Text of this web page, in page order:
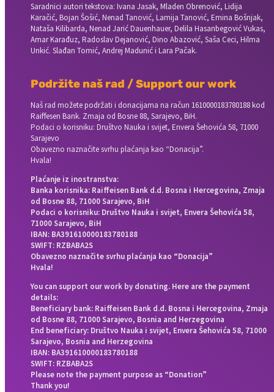
Saradnici autori tekstova: Ivana Jasak, Mladen Obrenović, Lidija
Karačić, Bojan Šošić, Nenad Tanović, Lamija Tanović, Emina Bošnjak,
Nataša Kilibarda, Nenad Jarić Dauenhauer, Delila Hasanbegović Vukas,
Amar Karađuz, Radoslav Dejanović, Dino Abazović, Saša Ceci, Hilma
Unkić. Slađan Tomić, Andrej Madunić i Lara Pačak.
Podržite naš rad / Support our work
Naš rad možete podržati i donacijama na račun 1610000183780188 kod
Raiffesen Bank. Zmaja od Bosne 88, Sarajevo, BiH.
Podaci o korisniku: Društvo Nauka i svijet, Envera Šehovića 58, 71000
Sarajevo
Obavezno naznačite svrhu plaćanja kao “Donacija”.
Hvala!
Plaćanje iz inostranstva:
Banka korisnika: Raiffeisen Bank d.d. Bosna i Hercegovina, Zmaja
od Bosne 88, 71000 Sarajevo, BiH
Podaci o korisniku: Društvo Nauka i svijet, Envera Šehovića 58,
71000 Sarajevo, BiH
IBAN: BA391610000183780188
SWIFT: RZBABA2S
Obavezno naznačite svrhu plaćanja kao “Donacija”
Hvala!
You can support our work by donating. Here are the payment
details:
Beneficiary bank: Raiffeisen Bank d.d. Bosna i Hercegovina, Zmaja
od Bosne 88, 71000 Sarajevo, Bosnia and Herzegovina
End beneficiary: Društvo Nauka i svijet, Envera Šehovića 58, 71000
Sarajevo, Bosnia and Herzegovina
IBAN: BA391610000183780188
SWIFT: RZBABA2S
Please note the payment purpose as “Donation”
Thank you!